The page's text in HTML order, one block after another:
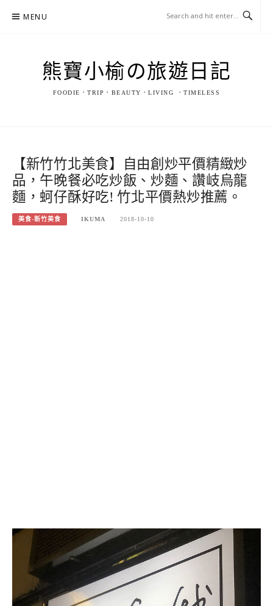
MENU
熊寶小榆の旅遊日記
FOODIE．TRIP．BEAUTY．LIVING ．TIMELESS
【新竹竹北美食】自由創炒平價精緻炒
品，午晚餐必吃炒飯、炒麵、讚岐烏龍
麵，蚵仔酥好吃! 竹北平價熱炒推薦。
美食-新竹美食 IKUMA 2018-10-10